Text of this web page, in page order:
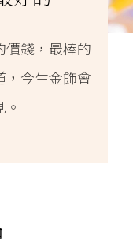
價錢，最棒的
，今生金飾會